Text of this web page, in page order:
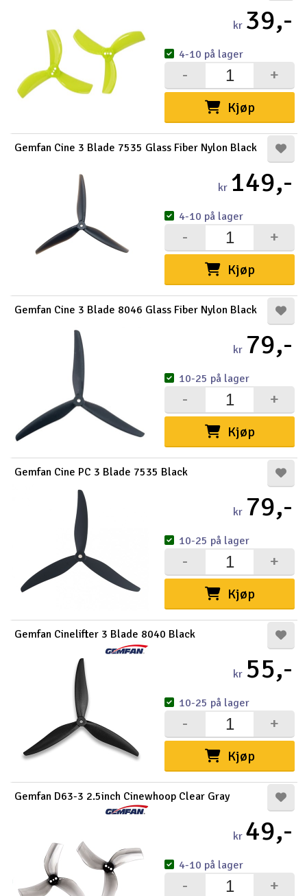
kr 39,-
Kjøp
+
-
4-10 på lager
Gemfan Cine 3 Blade 7535 Glass Fiber Nylon Black
kr 149,-
Kjøp
+
-
4-10 på lager
Gemfan Cine 3 Blade 8046 Glass Fiber Nylon Black
kr 79,-
Kjøp
+
-
10-25 på lager
Gemfan Cine PC 3 Blade 7535 Black
kr 79,-
Kjøp
+
-
10-25 på lager
Gemfan Cinelifter 3 Blade 8040 Black
kr 55,-
Kjøp
+
-
10-25 på lager
Gemfan D63-3 2.5inch Cinewhoop Clear Gray
kr 49,-
+
-
4-10 på lager